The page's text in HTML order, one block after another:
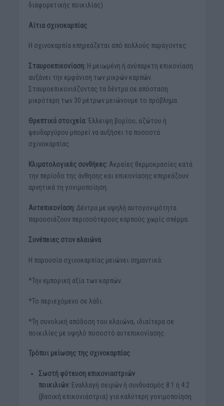
διαφορετικής ποικιλίας)
Αίτια σχινοκαρπίας
Η σχινοκαρπία επηρεάζεται από πολλούς παράγοντες:
Σταυροεπικονίαση: Η μειωμένη ή ανύπαρκτη επικονίαση
αυξάνει την εμφάνιση των μικρών καρπών.
Σταυροεπικονιάζοντας τα δέντρα σε απόσταση
μικρότερη των 30 μέτρων μειώνουμε το πρόβλημα.
Θρεπτικά στοιχεία:Έλλειψη βορίου, αζώτου ή
ψευδαργύρου μπορεί να αυξήσει τα ποσοστά
σχινοκαρπίας.
Κλιματολογικές συνθήκες: Ακραίες θερμοκρασίες κατά
την περίοδο της άνθησης και επικονίασης επηρεάζουν
αρνητικά τη γονιμοποίηση.
Αυτεπικονίαση: Δέντρα με υψηλή αυτογονιμότητα
παρουσιάζουν περισσότερους καρπούς χωρίς σπέρμα.
Συνέπειες στον ελαιώνα
Η παρουσία σχινοκαρπίας μειώνει σημαντικά:
*Την εμπορική αξία των καρπών.
*Το περιεχόμενο σε λάδι.
*Τη συνολική απόδοση του ελαιώνα, ιδιαίτερα σε
ποικιλίες με υψηλό ποσοστό αυτεπικονίασης.
Τρόποι μείωσης της σχινοκαρπίας
Σωστή φύτευση επικονιαστριών
ποικιλιών: Εναλλαγή σειρών ή συνδυασμός 8:1 ή 4:2
(βασική:επικονιάστρια) για καλύτερη γονιμοποίηση.